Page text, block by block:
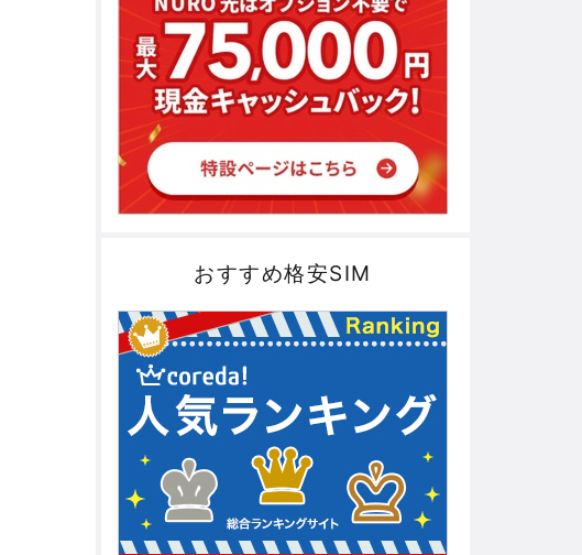
おすすめ格安SIM